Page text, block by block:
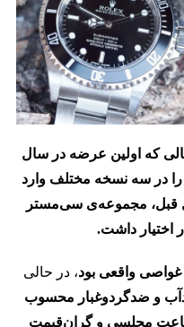
سال ۱۹۵۴ (در حالی که اولین عرضه در سال
را در سه نسخه مختلف وارد
قبل، مجموعه‌ی سی‌مستر
واقعی بود، در حالی
و ضدگردوغبار محسوب
مجلسی و گران‌قیمت